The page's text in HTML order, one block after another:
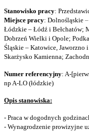
Stanowisko pracy:
Miejsce pracy: Dolnośląskie –
Łódzkie – Łódź i Bełchatów;
Dobrzeń Wielki i Opole;
Śląskie – Katowice,
Skarżysko Kamienna;
Numer referencyjny: A-
np A-LO (łódzkie)
Opis stanowiska:
- Praca w dogodnych
- Wynagrodzenie prowizyjne